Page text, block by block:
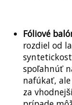
Fóliové
rozdiel od
spoľahnúť
nafúkať,
za